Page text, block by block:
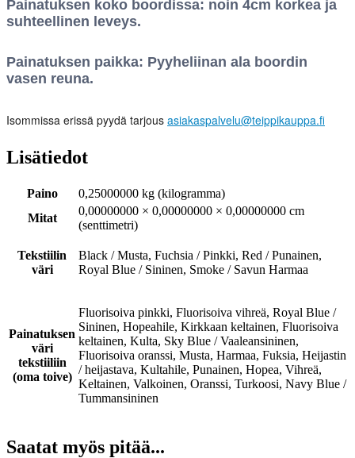
Painatuksen koko boordissa: noin 4cm korkea ja
suhteellinen leveys.
Painatuksen paikka: Pyyheliinan ala boordin
vasen reuna.
Isommissa erissä pyydä tarjous asiakaspalvelu@teippikauppa.fi
Lisätiedot
Paino
0,25000000 kg (kilogramma)
Mitat
0,00000000 × 0,00000000 × 0,00000000 cm
(senttimetri)
Tekstiilin
väri
Black / Musta, Fuchsia / Pinkki, Red / Punainen,
Royal Blue / Sininen, Smoke / Savun Harmaa
Painatuksen
väri
tekstiiliin
(oma toive)
Fluorisoiva pinkki, Fluorisoiva vihreä, Royal Blue /
Sininen, Hopeahile, Kirkkaan keltainen, Fluorisoiva
keltainen, Kulta, Sky Blue / Vaaleansininen,
Fluorisoiva oranssi, Musta, Harmaa, Fuksia, Heijastin
/ heijastava, Kultahile, Punainen, Hopea, Vihreä,
Keltainen, Valkoinen, Oranssi, Turkoosi, Navy Blue /
Tummansininen
Saatat myös pitää...